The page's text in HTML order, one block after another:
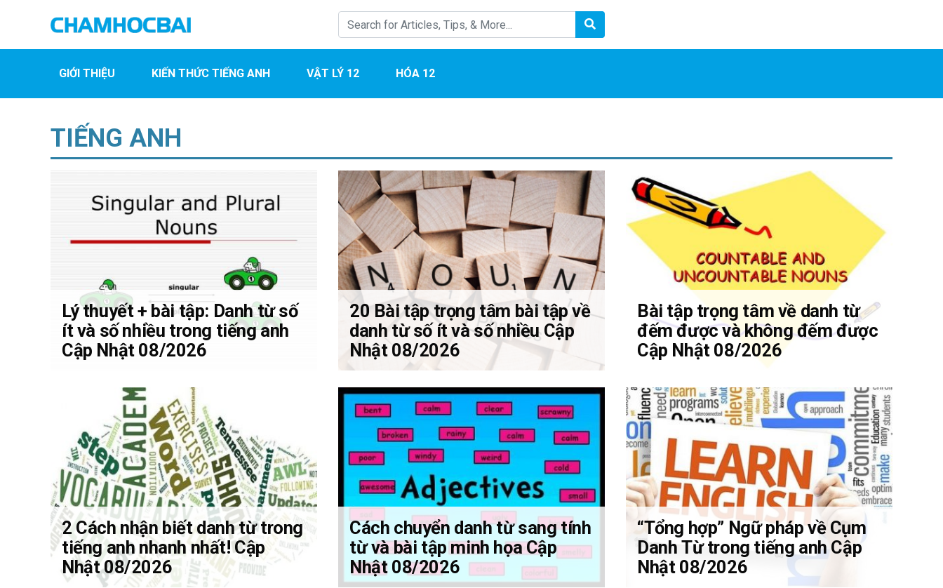
GIỚI THIỆU KIẾN THỨC TIẾNG ANH VẬT LÝ 12 HÓA 12
TIẾNG ANH
Lý thuyết + bài tập: Danh từ số
ít và số nhiều trong tiếng anh
Cập Nhật 08/2026
20 Bài tập trọng tâm bài tập về
danh từ số ít và số nhiều Cập
Nhật 08/2026
Bài tập trọng tâm về danh từ
đếm được và không đếm được
Cập Nhật 08/2026
2 Cách nhận biết danh từ trong
tiếng anh nhanh nhất! Cập
Nhật 08/2026
Cách chuyển danh từ sang tính
từ và bài tập minh họa Cập
Nhật 08/2026
“Tổng hợp” Ngữ pháp về Cụm
Danh Từ trong tiếng anh Cập
Nhật 08/2026